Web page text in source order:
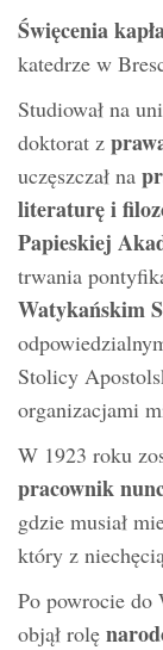
Święcenia
katedrze w
Studiował na
doktorat z
uczęszczał na
literaturę i
Papieskiej
trwania
Watykańskim
Stolicy
organizacjami
W 1923 roku
pracownik
gdzie musiał
który z
Po powrocie do
objął rolę